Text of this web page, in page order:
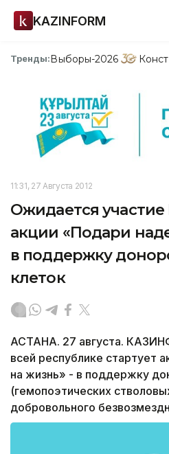
KAZINFORM
Тренды:Выборы-2026
11:31, 27 Августа 2012
Ожидается
акции «Подари
в поддержку
клеток
АСТАНА. 27 августа.
всей республике стартует
на жизнь» - в поддержку
(гемопоэтических
добровольного